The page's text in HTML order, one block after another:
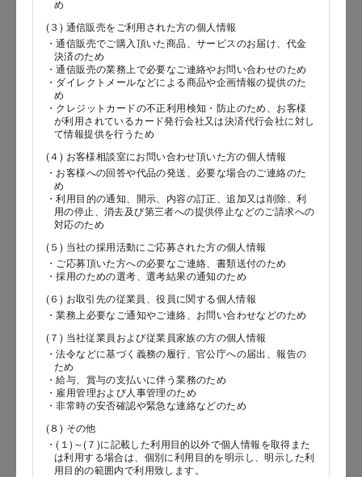
め
(３) 通信販売をご利用された方の個人情報
・通信販売でご購入頂いた商品、サービスのお届け、代金
決済のため
・通信販売の業務上で必要なご連絡やお問い合わせのため
・ダイレクトメールなどによる商品や企画情報の提供のた
め
・クレジットカードの不正利用検知・防止のため、お客様
が利用されているカード発行会社又は決済代行会社に対し
て情報提供を行うため
(４) お客様相談室にお問い合わせ頂いた方の個人情報
・お客様への回答や代品の発送、必要な場合のご連絡のた
め
・利用目的の通知、開示、内容の訂正、追加又は削除、利
用の停止、消去及び第三者への提供停止などのご請求への
対応のため
(５) 当社の採用活動にご応募された方の個人情報
・ご応募頂いた方への必要なご連絡、書類送付のため
・採用のための選考、選考結果の通知のため
(６) お取引先の従業員、役員に関する個人情報
・業務上必要なご通知やご連絡、お問い合わせなどのため
(７) 当社従業員および従業員家族の方の個人情報
・法令などに基づく義務の履行、官公庁への届出、報告の
ため
・給与、賞与の支払いに伴う業務のため
・雇用管理および人事管理のため
・非常時の安否確認や緊急な連絡などのため
(８) その他
・(１)～(７)に記載した利用目的以外で個人情報を取得また
は利用する場合は、個別に利用目的を明示し、明示した利
用目的の範囲内で利用致します。
（全角で入力してください）
電話番号
メールアドレス
郵便番号
都道府県
市区郡